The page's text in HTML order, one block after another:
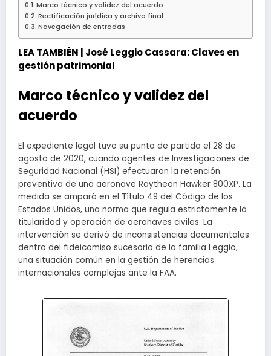
Marco técnico y validez del acuerdo
Rectificación jurídica y archivo final
Navegación de entradas
LEA TAMBIÉN | José Leggio Cassara: Claves en
gestión patrimonial
Marco técnico y validez del
acuerdo
El expediente legal tuvo su punto de partida el 28 de
agosto de 2020, cuando agentes de Investigaciones de
Seguridad Nacional (HSI) efectuaron la retención
preventiva de una aeronave Raytheon Hawker 800XP. La
medida se amparó en el Título 49 del Código de los
Estados Unidos, una norma que regula estrictamente la
titularidad y operación de aeronaves civiles. La
intervención se derivó de inconsistencias documentales
dentro del fideicomiso sucesorio de la familia Leggio,
una situación común en la gestión de herencias
internacionales complejas ante la FAA.